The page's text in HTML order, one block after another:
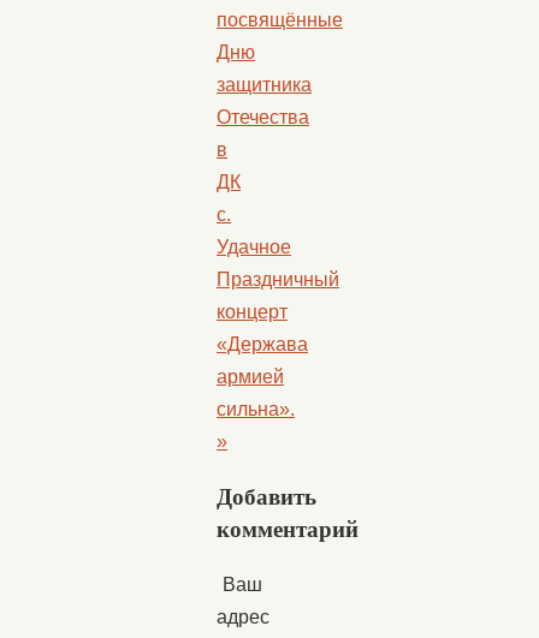
посвящённые
Дню
защитника
Отечества
в
ДК
с.
Удачное
Праздничный
концерт
«Держава
армией
сильна».
»
Добавить
комментарий
Ваш
адрес